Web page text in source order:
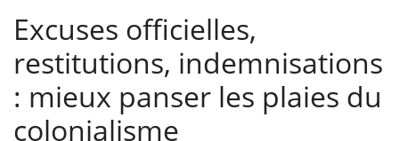
Excuses officielles,
restitutions, indemnisations
: mieux panser les plaies du
colonialisme